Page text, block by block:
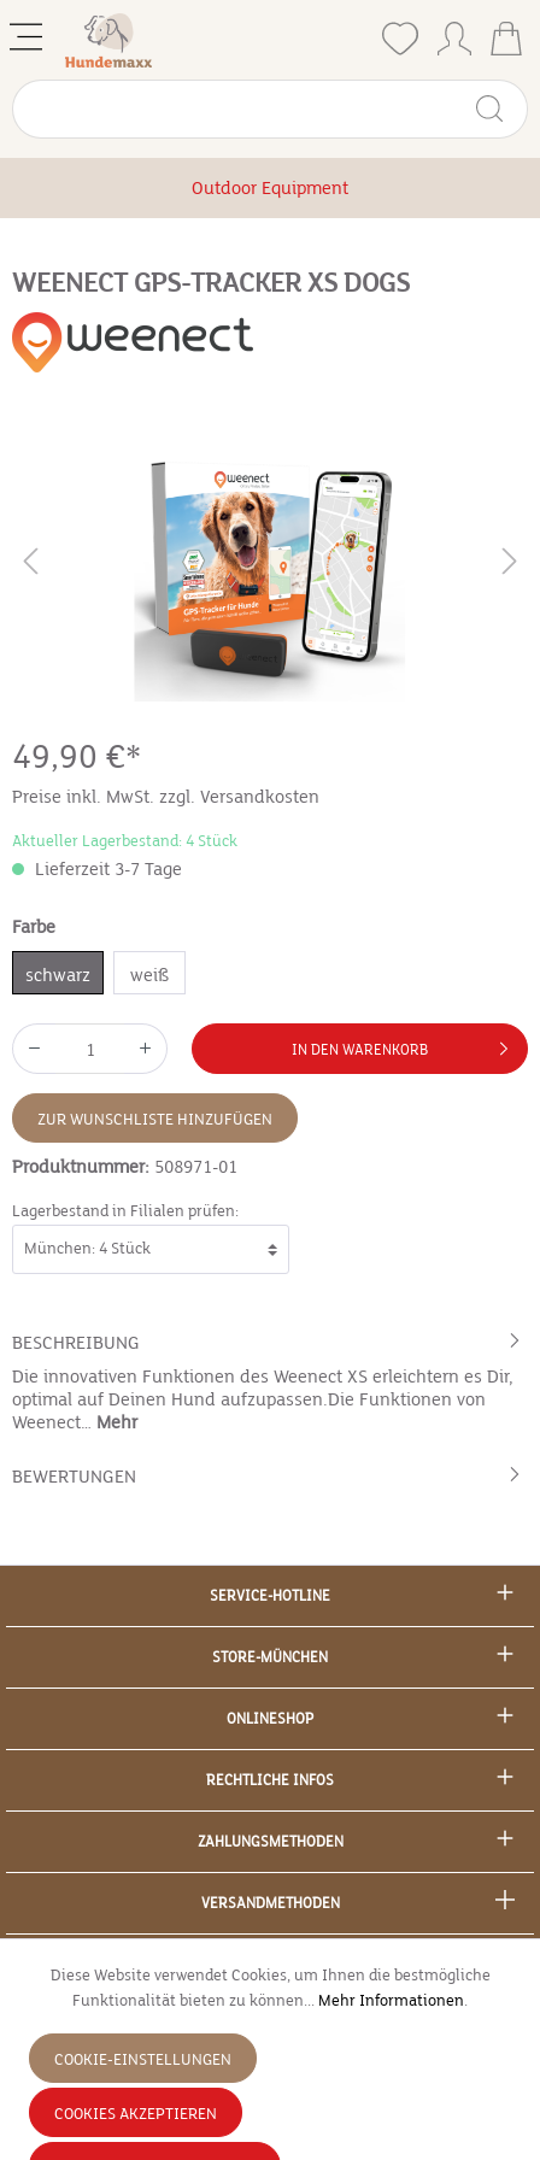
Outdoor Equipment
WEENECT GPS-TRACKER XS DOGS
49,90 €*
Preise inkl. MwSt. zzgl. Versandkosten
Aktueller Lagerbestand: 4 Stück
Lieferzeit 3-7 Tage
Farbe
schwarz weiß
IN DEN WARENKORB
ZUR WUNSCHLISTE HINZUFÜGEN
Produktnummer: 508971-01
Lagerbestand in Filialen prüfen:
BESCHREIBUNG
Die innovativen Funktionen des Weenect XS erleichtern es Dir,
optimal auf Deinen Hund aufzupassen.Die Funktionen von
Weenect… Mehr
BEWERTUNGEN
SERVICE-HOTLINE
STORE-MÜNCHEN
ONLINESHOP
RECHTLICHE INFOS
ZAHLUNGSMETHODEN
VERSANDMETHODEN
JETZT WIDERRUFEN
Diese Website verwendet Cookies, um Ihnen die bestmögliche
Funktionalität bieten zu können... Mehr Informationen.
COOKIE-EINSTELLUNGEN
COOKIES AKZEPTIEREN